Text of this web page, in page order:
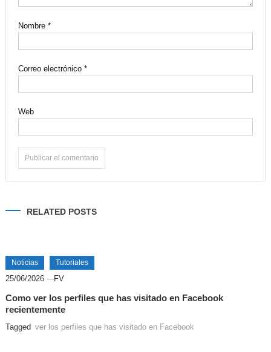
Nombre *
Correo electrónico *
Web
RELATED POSTS
Noticias Tutoriales
25/06/2026 FV
​Como ver los perfiles que has visitado en Facebook
recientemente
Tagged ver los perfiles que has visitado en Facebook